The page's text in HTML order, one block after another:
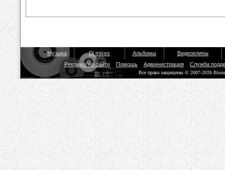
Музыка Dj mixes Альбомы
Видеоклипы
Реклама на сайте
Помощь Администрация Служба
Все права защищены © 2007-2026